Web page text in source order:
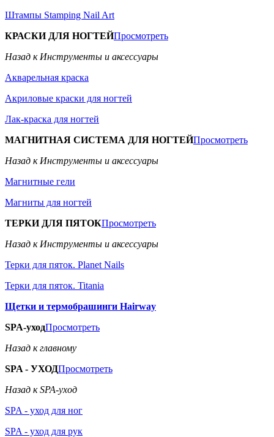
Штампы Stamping Nail Art
КРАСКИ ДЛЯ НОГТЕЙПросмотреть
Назад к Инструменты и аксессуары
Акварельная краска
Акриловые краски для ногтей
Лак-краска для ногтей
МАГНИТНАЯ СИСТЕМА ДЛЯ НОГТЕЙПросмотреть
Назад к Инструменты и аксессуары
Магнитные гели
Магниты для ногтей
ТЕРКИ ДЛЯ ПЯТОКПросмотреть
Назад к Инструменты и аксессуары
Терки для пяток. Planet Nails
Терки для пяток. Titania
Щетки и термобрашинги Hairway
SPA-уходПросмотреть
Назад к главному
SPA - УХОДПросмотреть
Назад к SPA-уход
SPA - уход для ног
SPA - уход для рук